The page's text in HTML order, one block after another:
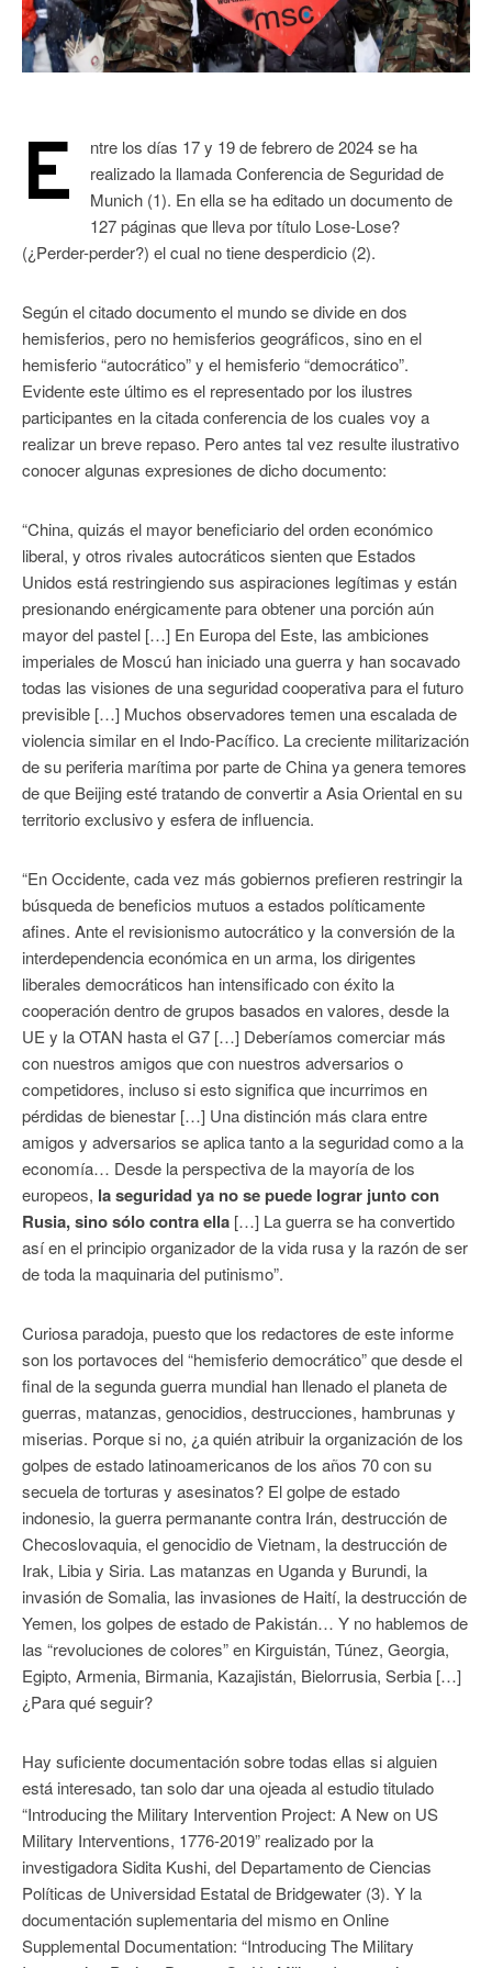
E
ntre los días 17 y 19 de febrero de 2024 se ha
realizado la llamada Conferencia de Seguridad de
Munich (1). En ella se ha editado un documento de
127 páginas que lleva por título Lose-Lose?
(¿Perder-perder?) el cual no tiene desperdicio (2).
Según el citado documento el mundo se divide en dos
hemisferios, pero no hemisferios geográficos, sino en el
hemisferio “autocrático” y el hemisferio “democrático”.
Evidente este último es el representado por los ilustres
participantes en la citada conferencia de los cuales voy a
realizar un breve repaso. Pero antes tal vez resulte ilustrativo
conocer algunas expresiones de dicho documento:
“China, quizás el mayor beneficiario del orden económico
liberal, y otros rivales autocráticos sienten que Estados
Unidos está restringiendo sus aspiraciones legítimas y están
presionando enérgicamente para obtener una porción aún
mayor del pastel […] En Europa del Este, las ambiciones
imperiales de Moscú han iniciado una guerra y han socavado
todas las visiones de una seguridad cooperativa para el futuro
previsible […] Muchos observadores temen una escalada de
violencia similar en el Indo-Pacífico. La creciente militarización
de su periferia marítima por parte de China ya genera temores
de que Beijing esté tratando de convertir a Asia Oriental en su
territorio exclusivo y esfera de influencia.
“En Occidente, cada vez más gobiernos prefieren restringir la
búsqueda de beneficios mutuos a estados políticamente
afines. Ante el revisionismo autocrático y la conversión de la
interdependencia económica en un arma, los dirigentes
liberales democráticos han intensificado con éxito la
cooperación dentro de grupos basados en valores, desde la
UE y la OTAN hasta el G7 […] Deberíamos comerciar más
con nuestros amigos que con nuestros adversarios o
competidores, incluso si esto significa que incurrimos en
pérdidas de bienestar […] Una distinción más clara entre
amigos y adversarios se aplica tanto a la seguridad como a la
economía… Desde la perspectiva de la mayoría de los
europeos, la seguridad ya no se puede lograr junto con
Rusia, sino sólo contra ella […] La guerra se ha convertido
así en el principio organizador de la vida rusa y la razón de ser
de toda la maquinaria del putinismo”.
Curiosa paradoja, puesto que los redactores de este informe
son los portavoces del “hemisferio democrático” que desde el
final de la segunda guerra mundial han llenado el planeta de
guerras, matanzas, genocidios, destrucciones, hambrunas y
miserias. Porque si no, ¿a quién atribuir la organización de los
golpes de estado latinoamericanos de los años 70 con su
secuela de torturas y asesinatos? El golpe de estado
indonesio, la guerra permanante contra Irán, destrucción de
Checoslovaquia, el genocidio de Vietnam, la destrucción de
Irak, Libia y Siria. Las matanzas en Uganda y Burundi, la
invasión de Somalia, las invasiones de Haití, la destrucción de
Yemen, los golpes de estado de Pakistán… Y no hablemos de
las “revoluciones de colores” en Kirguistán, Túnez, Georgia,
Egipto, Armenia, Birmania, Kazajistán, Bielorrusia, Serbia […]
¿Para qué seguir?
Hay suficiente documentación sobre todas ellas si alguien
está interesado, tan solo dar una ojeada al estudio titulado
“Introducing the Military Intervention Project: A New on US
Military Interventions, 1776-2019” realizado por la
investigadora Sidita Kushi, del Departamento de Ciencias
Políticas de Universidad Estatal de Bridgewater (3). Y la
documentación suplementaria del mismo en Online
Supplemental Documentation: “Introducing The Military